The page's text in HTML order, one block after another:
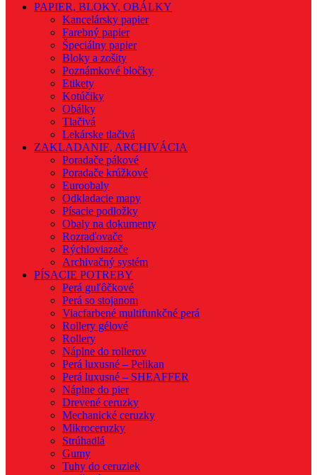
PAPIER, BLOKY, OBÁLKY
Kancelársky papier
Farebný papier
Špeciálny papier
Bloky a zošity
Poznámkové bločky
Etikety
Kotúčiky
Obálky
Tlačivá
Lekárske tlačivá
ZAKLADANIE, ARCHIVÁCIA
Poradače pákové
Poradače krúžkové
Euroobaly
Odkladacie mapy
Písacie podložky
Obaly na dokumenty
Rozraďovače
Rýchloviazače
Archivačný systém
PÍSACIE POTREBY
Perá guľôčkové
Perá so stojanom
Viacfarbené multifunkčné perá
Rollery gélové
Rollery
Náplne do rollerov
Perá luxusné – Pelikan
Perá luxusné – SHEAFFER
Náplne do pier
Drevené ceruzky
Mechanické ceruzky
Mikroceruzky
Strúhadlá
Gumy
Tuhy do ceruziek